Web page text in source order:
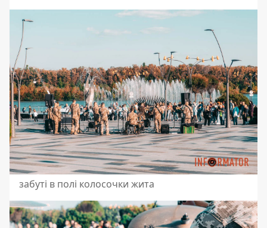
забуті в полі колосочки жита